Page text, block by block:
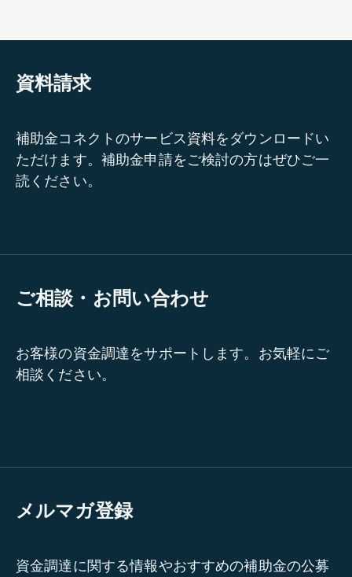
資料請求
補助金コネクトのサービス資料をダウンロードい
ただけます。補助金申請をご検討の方はぜひご一
読ください。
ご相談・お問い合わせ
お客様の資金調達をサポートします。お気軽にご
相談ください。
メルマガ登録
資金調達に関する情報やおすすめの補助金の公募